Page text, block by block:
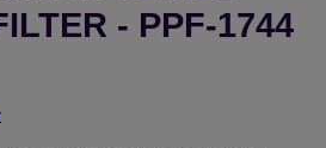
- PPF-1744